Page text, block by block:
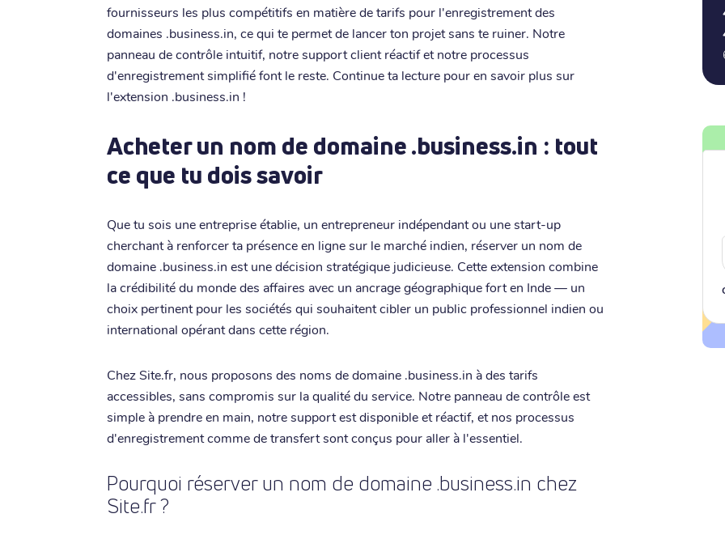
fournisseurs les plus compétitifs en matière de tarifs pour l'enregistrement des
domaines .business.in, ce qui te permet de lancer ton projet sans te ruiner. Notre
panneau de contrôle intuitif, notre support client réactif et notre processus
d'enregistrement simplifié font le reste. Continue ta lecture pour en savoir plus sur
l'extension .business.in !
Acheter un nom de domaine .business.in : tout
ce que tu dois savoir
Que tu sois une entreprise établie, un entrepreneur indépendant ou une start-up
cherchant à renforcer ta présence en ligne sur le marché indien, réserver un nom de
domaine .business.in est une décision stratégique judicieuse. Cette extension combine
la crédibilité du monde des affaires avec un ancrage géographique fort en Inde — un
choix pertinent pour les sociétés qui souhaitent cibler un public professionnel indien ou
international opérant dans cette région.
Chez Site.fr, nous proposons des noms de domaine .business.in à des tarifs
accessibles, sans compromis sur la qualité du service. Notre panneau de contrôle est
simple à prendre en main, notre support est disponible et réactif, et nos processus
d'enregistrement comme de transfert sont conçus pour aller à l'essentiel.
Pourquoi réserver un nom de domaine .business.in chez
Site.fr ?